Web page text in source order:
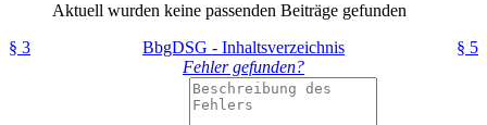
Aktuell wurden keine passenden Beiträge gefunden
§ 3
BbgDSG - Inhaltsverzeichnis
§ 5
Fehler gefunden?